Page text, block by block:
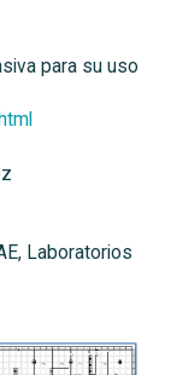
para su uso
Laboratorios